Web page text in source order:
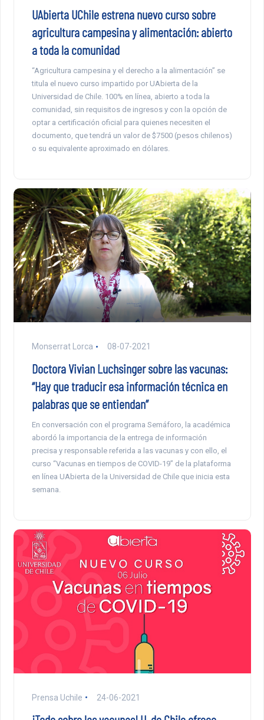
UAbierta UChile estrena nuevo curso sobre
agricultura campesina y alimentación: abierto
a toda la comunidad
“Agricultura campesina y el derecho a la alimentación” se
titula el nuevo curso impartido por UAbierta de la
Universidad de Chile. 100% en línea, abierto a toda la
comunidad, sin requisitos de ingresos y con la opción de
optar a certificación oficial para quienes necesiten el
documento, que tendrá un valor de $7500 (pesos chilenos)
o su equivalente aproximado en dólares.
Monserrat Lorca 08-07-2021
Doctora Vivian Luchsinger sobre las vacunas:
“Hay que traducir esa información técnica en
palabras que se entiendan”
En conversación con el programa Semáforo, la académica
abordó la importancia de la entrega de información
precisa y responsable referida a las vacunas y con ello, el
curso “Vacunas en tiempos de COVID-19” de la plataforma
en línea UAbierta de la Universidad de Chile que inicia esta
semana.
Prensa Uchile 24-06-2021